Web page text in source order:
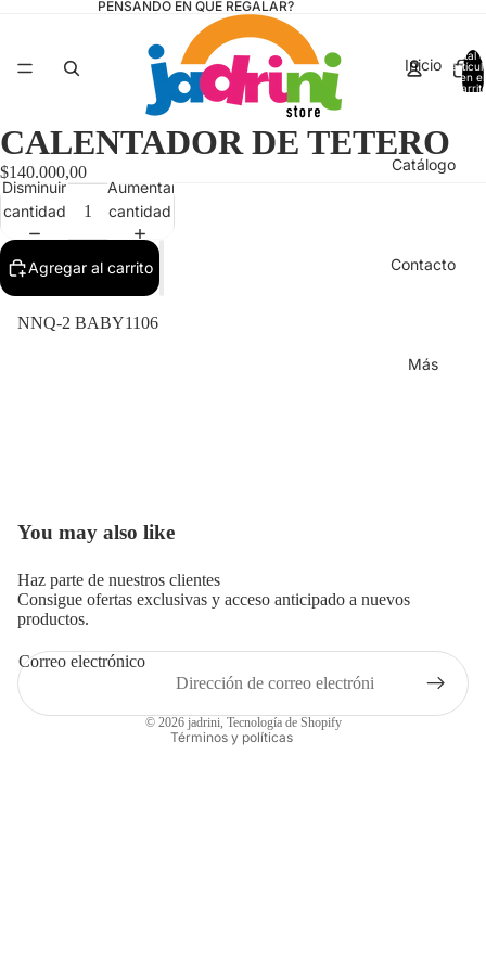
PENSANDO EN QUE REGALAR?
Inicio
Catálogo
Contacto
Más
Total
en el
Abrir
pantalla
completa
CALENTADOR DE TETERO
$140.000,00
Disminuir
cantidad
Aumentar
cantidad
Agregar al carrito
NNQ-2 BABY1106
You may also like
Haz parte de nuestros clientes
Consigue ofertas exclusivas y acceso anticipado a nuevos
productos.
Correo electrónico
© 2026 jadrini, Tecnología de Shopify
Términos y políticas